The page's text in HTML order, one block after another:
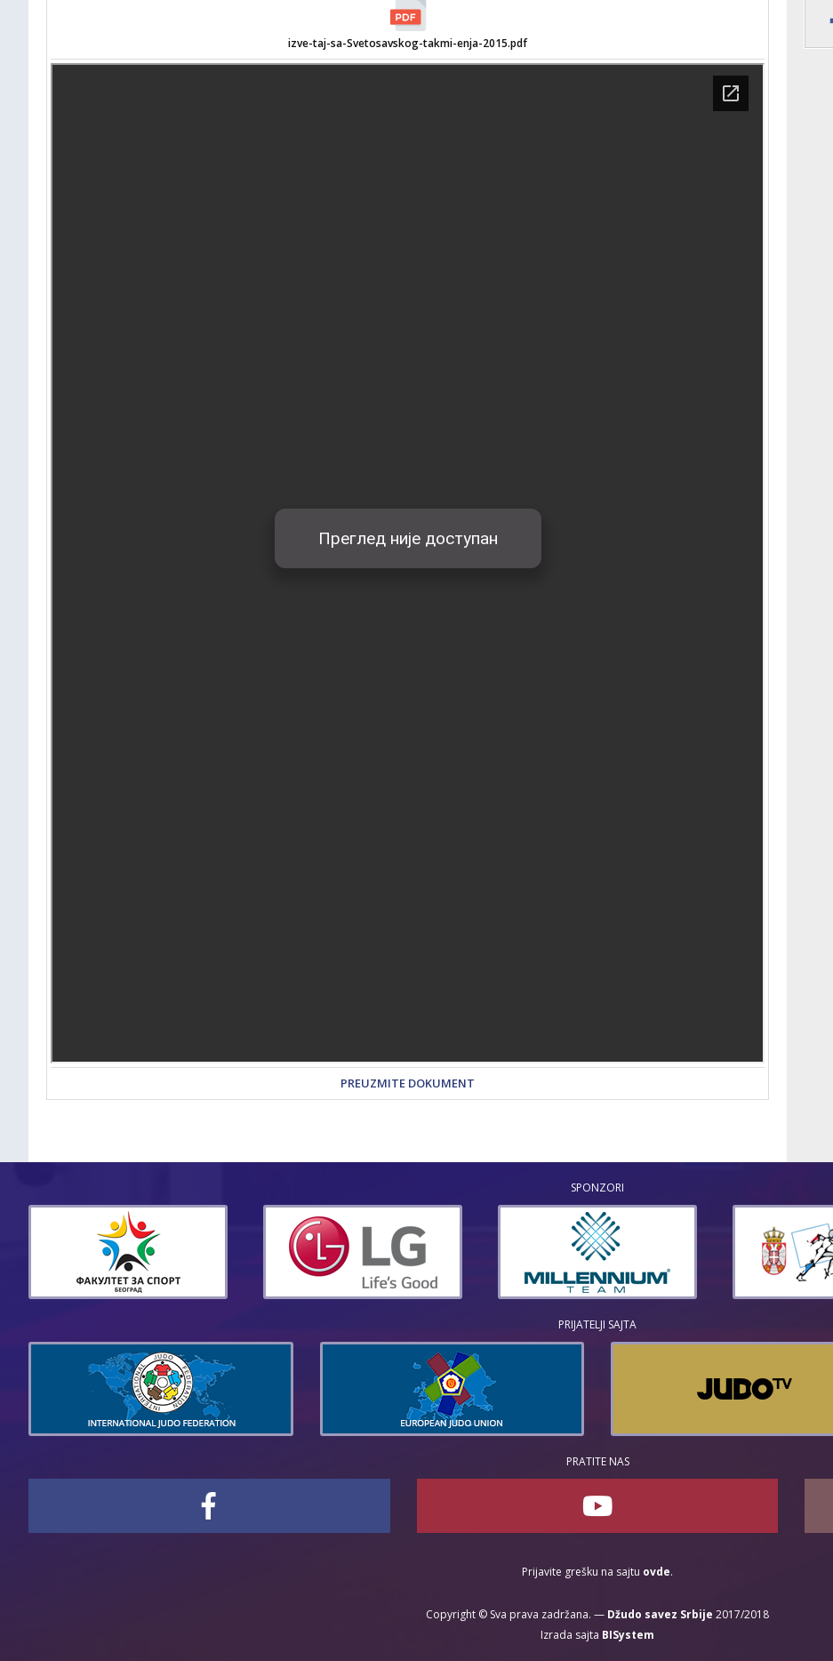
izve-taj-sa-Svetosavskog-takmi-enja-2015.pdf
PREUZMITE DOKUMENT
SPONZORI
PRIJATELJI SAJTA
PRATITE NAS
Prijavite grešku na sajtu ovde.
Copyright © Sva prava zadržana. — Džudo savez Srbije 2017/2018
Izrada sajta BISystem